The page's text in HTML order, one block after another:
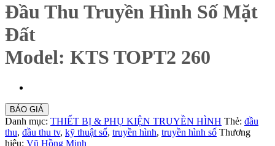
Đầu Thu Truyền Hình Số Mặt
Đất
Model: KTS TOPT2 260
BÁO GIÁ
Danh mục: THIẾT BỊ & PHỤ KIỆN TRUYỀN HÌNH Thẻ: đầu
thu, đầu thu tv, kỹ thuật số, truyền hình, truyền hình số Thương
hiệu: Vũ Hồng Minh